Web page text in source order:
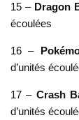
15 – Dragon
écoulées
16 –
d’unités
17 – Crash
d’unités